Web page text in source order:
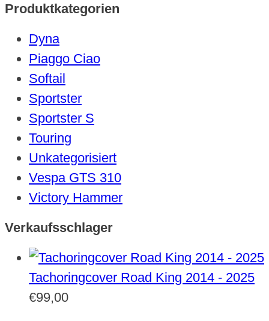
Produktkategorien
Dyna
Piaggo Ciao
Softail
Sportster
Sportster S
Touring
Unkategorisiert
Vespa GTS 310
Victory Hammer
Verkaufsschlager
Tachoringcover Road King 2014 - 2025
€99,00